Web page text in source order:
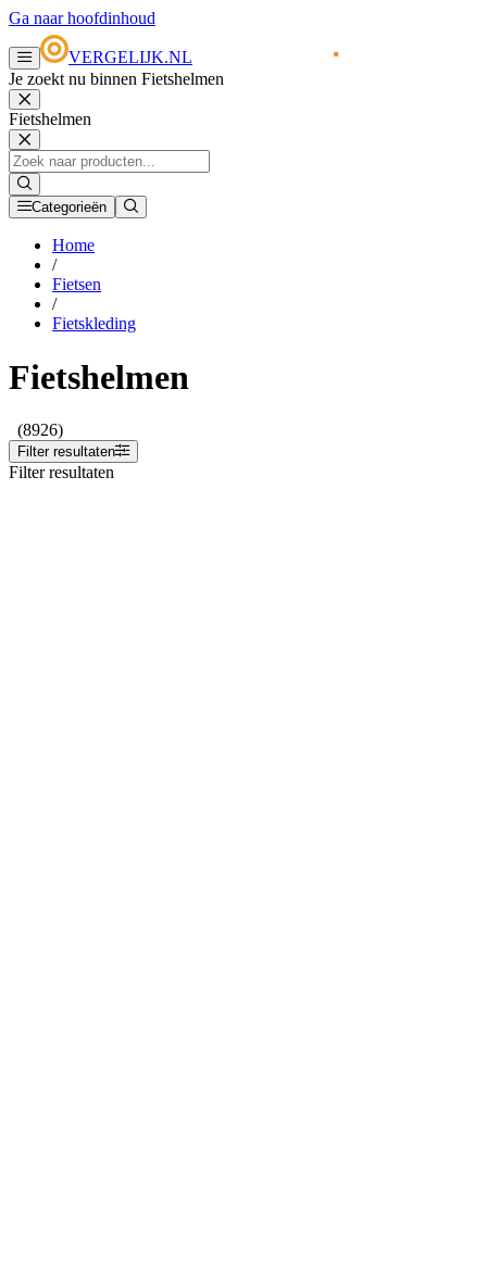
Ga naar hoofdinhoud
VERGELIJK.NL
Je zoekt nu binnen Fietshelmen
Fietshelmen
Categorieën
Home
/
Fietsen
/
Fietskleding
Fietshelmen
(8926)
Filter resultaten
Filter resultaten